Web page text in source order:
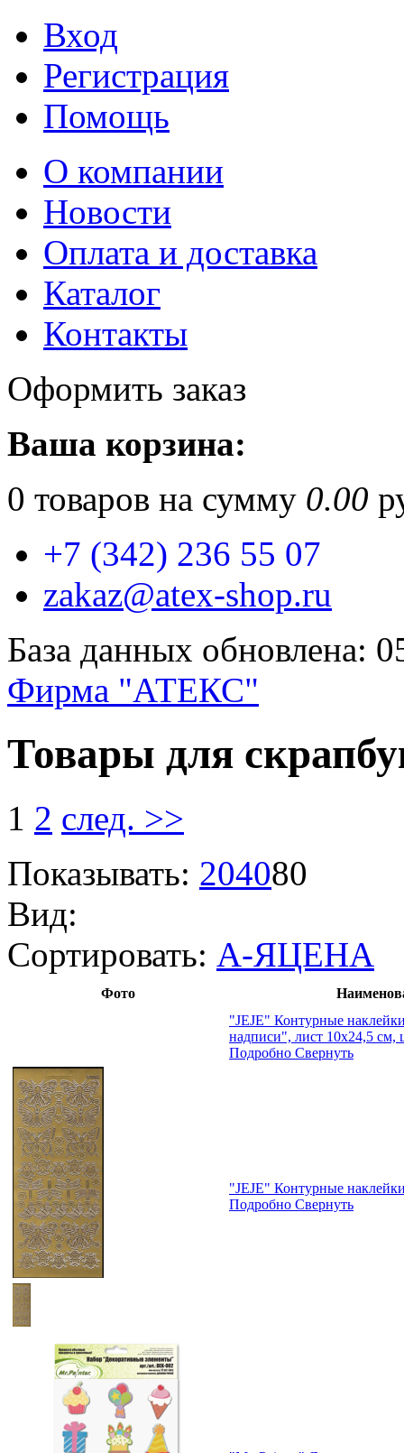
Вход
Регистрация
Помощь
О компании
Новости
Оплата и доставка
Каталог
Контакты
Оформить заказ
Ваша корзина:
0 товаров на сумму 0.00
+7 (342) 236 55 07
zakaz@atex-shop.ru
База данных обновлена:
Фирма "АТЕКС"
Товары для
1 2 след. >>
Показывать: 204080
Вид:
Сортировать: А-ЯЦЕНА
Фото
"JEJE" Контурные
надписи", лист 10x24,5 см,
Подробно Свернуть
"JEJE" Контурные
Подробно Свернуть